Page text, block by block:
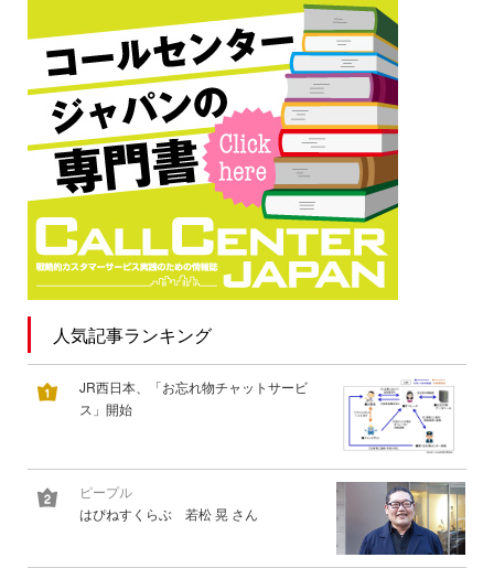
人気記事ランキング
JR西日本、「お忘れ物チャットサービ
ス」開始
ピープル
はぴねすくらぶ 若松 晃 さん